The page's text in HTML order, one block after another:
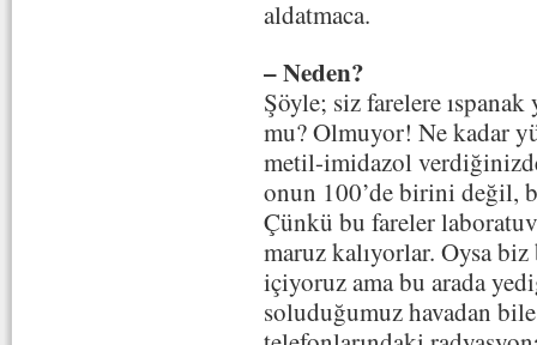
aldatmaca.
– Neden?
Şöyle; siz farelere
mu? Olmuyor! Ne kadar
metil-imidazol
onun 100’de birini değil,
Çünkü bu fareler
maruz kalıyorlar. Oysa
içiyoruz ama bu arada
soluduğumuz havadan